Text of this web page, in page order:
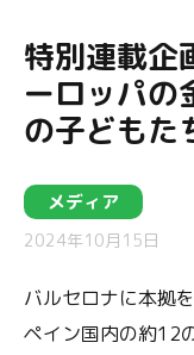
特別連載企
ーロッパの
の子どもた
メディア
2024年10月15日
バルセロナに本拠
ペイン国内の約12